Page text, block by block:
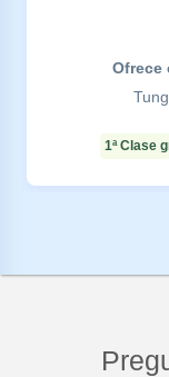
Ofrece
1ª Clase